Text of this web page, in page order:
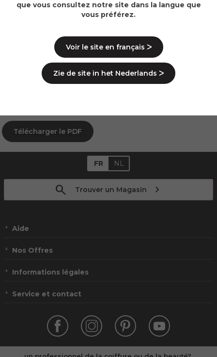
3. COMMENT POUVEZ-VOUS DÉTERMINER QUELS
COOKIES SONT STOCKÉS SUR VOTRE ORDINATEUR
POUVEZ-VOUS SUPPRIMER CES COOKIES ?
4. COOKIES DE TIERS ET LEUR POLITIQUE DE
CONFIDENTIALITÉ
5. CONTACT
Télécharger le PDF
FR NL
Trouver un Magasin
Aide
Nos Offres
Informations légales
Service et contact
que vous consultez notre site dans la langue que
vous préférez.
Voir le site en français ᐳ
Zie de site in het Nederlands ᐳ